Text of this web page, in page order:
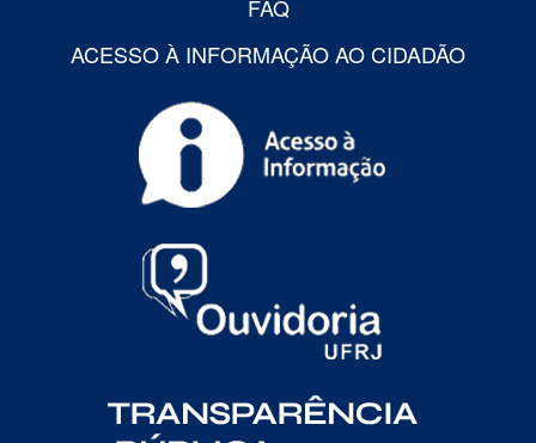
FAQ
ACESSO À INFORMAÇÃO AO CIDADÃO